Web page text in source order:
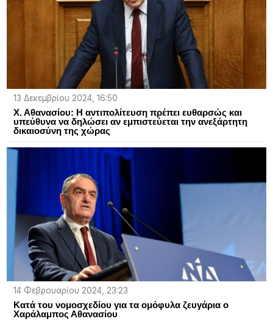
13 Δεκεμβρίου 2024, 16:50
Χ. Αθανασίου: Η αντιπολίτευση πρέπει ευθαρσώς και
υπεύθυνα να δηλώσει αν εμπιστεύεται την ανεξάρτητη
δικαιοσύνη της χώρας
14 Φεβρουαρίου 2024, 23:23
Κατά του νομοσχεδίου για τα ομόφυλα ζευγάρια ο
Χαράλαμπος Αθανασίου